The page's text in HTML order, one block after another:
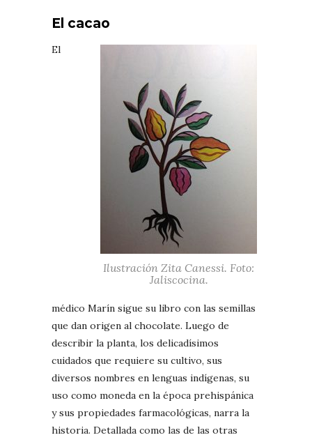
El cacao
Ilustración Zita Canessi. Foto:
Jaliscocina.
El
médico Marín sigue su libro con las semillas
que dan origen al chocolate. Luego de
describir la planta, los delicadísimos
cuidados que requiere su cultivo, sus
diversos nombres en lenguas indígenas, su
uso como moneda en la época prehispánica
y sus propiedades farmacológicas, narra la
historia. Detallada como las de las otras